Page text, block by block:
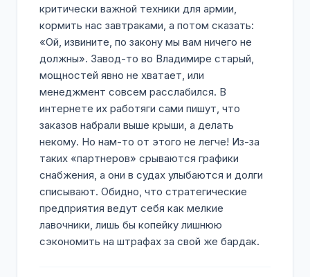
критически важной техники для армии,
кормить нас завтраками, а потом сказать:
«Ой, извините, по закону мы вам ничего не
должны». Завод-то во Владимире старый,
мощностей явно не хватает, или
менеджмент совсем расслабился. В
интернете их работяги сами пишут, что
заказов набрали выше крыши, а делать
некому. Но нам-то от этого не легче! Из-за
таких «партнеров» срываются графики
снабжения, а они в судах улыбаются и долги
списывают. Обидно, что стратегические
предприятия ведут себя как мелкие
лавочники, лишь бы копейку лишнюю
сэкономить на штрафах за свой же бардак.